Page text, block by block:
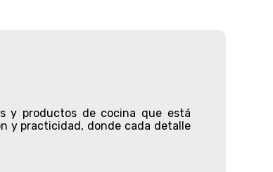
y productos de cocina que está
y practicidad, donde cada detalle
para que encuentres todo lo que